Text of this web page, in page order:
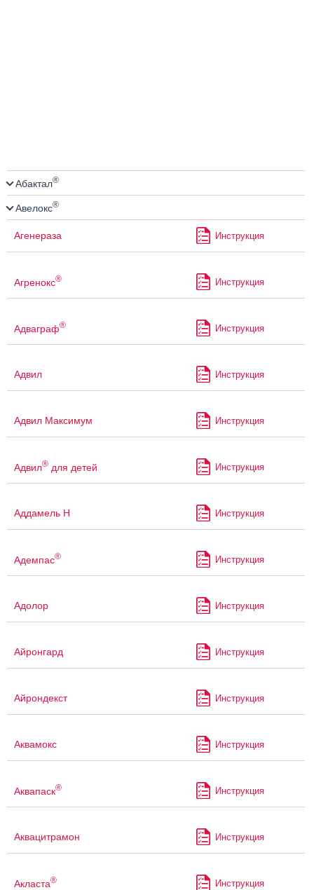
Абактал®
Авелокс®
Агенераза Инструкция
Агренокс® Инструкция
Адваграф® Инструкция
Адвил Инструкция
Адвил Максимум Инструкция
Адвил® для детей Инструкция
Аддамель Н Инструкция
Адемпас® Инструкция
Адолор Инструкция
Айронгард Инструкция
Айрондекст Инструкция
Аквамокс Инструкция
Аквапаск® Инструкция
Аквацитрамон Инструкция
Акласта® Инструкция